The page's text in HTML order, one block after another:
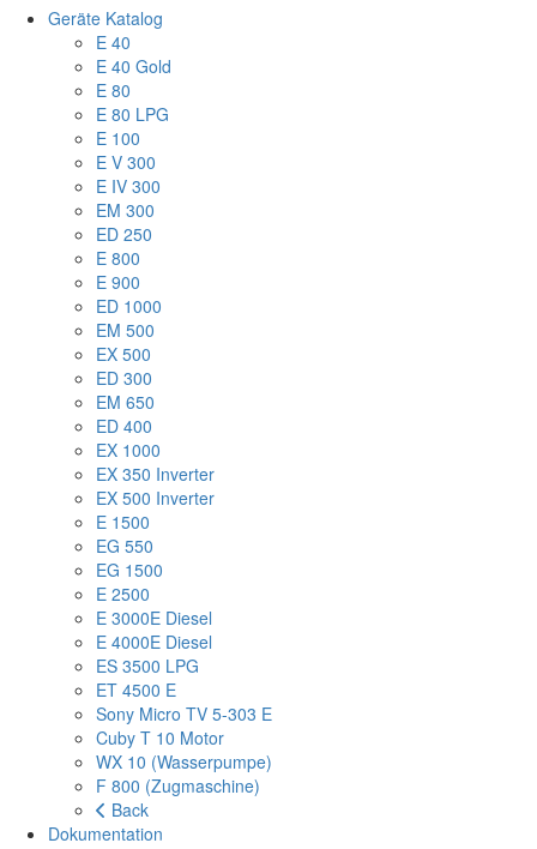
Geräte Katalog
E 40
E 40 Gold
E 80
E 80 LPG
E 100
E V 300
E IV 300
EM 300
ED 250
E 800
E 900
ED 1000
EM 500
EX 500
ED 300
EM 650
ED 400
EX 1000
EX 350 Inverter
EX 500 Inverter
E 1500
EG 550
EG 1500
E 2500
E 3000E Diesel
E 4000E Diesel
ES 3500 LPG
ET 4500 E
Sony Micro TV 5-303 E
Cuby T 10 Motor
WX 10 (Wasserpumpe)
F 800 (Zugmaschine)
Back
Dokumentation